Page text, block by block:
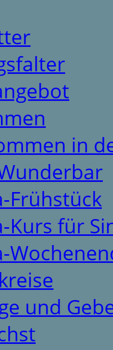
in
Frühstück
Kurs für
und